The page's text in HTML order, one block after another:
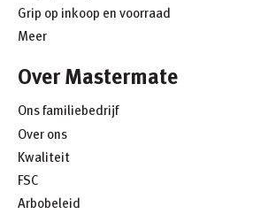
Grip op inkoop en voorraad
Meer
Over Mastermate
Ons familiebedrijf
Over ons
Kwaliteit
FSC
Arbobeleid